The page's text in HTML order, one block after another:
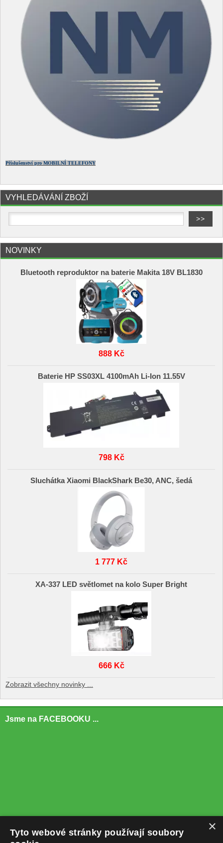
Příslušenství pro MOBILNÍ TELEFONY
VYHLEDÁVÁNÍ ZBOŽÍ
NOVINKY
Bluetooth reproduktor na baterie Makita 18V BL1830
888 Kč
Baterie HP SS03XL 4100mAh Li-Ion 11.55V
798 Kč
Sluchátka Xiaomi BlackShark Be30, ANC, šedá
1 777 Kč
XA-337 LED světlomet na kolo Super Bright
666 Kč
Zobrazit všechny novinky ...
Jsme na FACEBOOKU ...
×
Tyto webové stránky používají soubory